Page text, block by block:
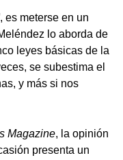
es meterse en un
lo aborda de
leyes básicas de la
se subestima el
y más si nos
Magazine, la opinión
presenta un